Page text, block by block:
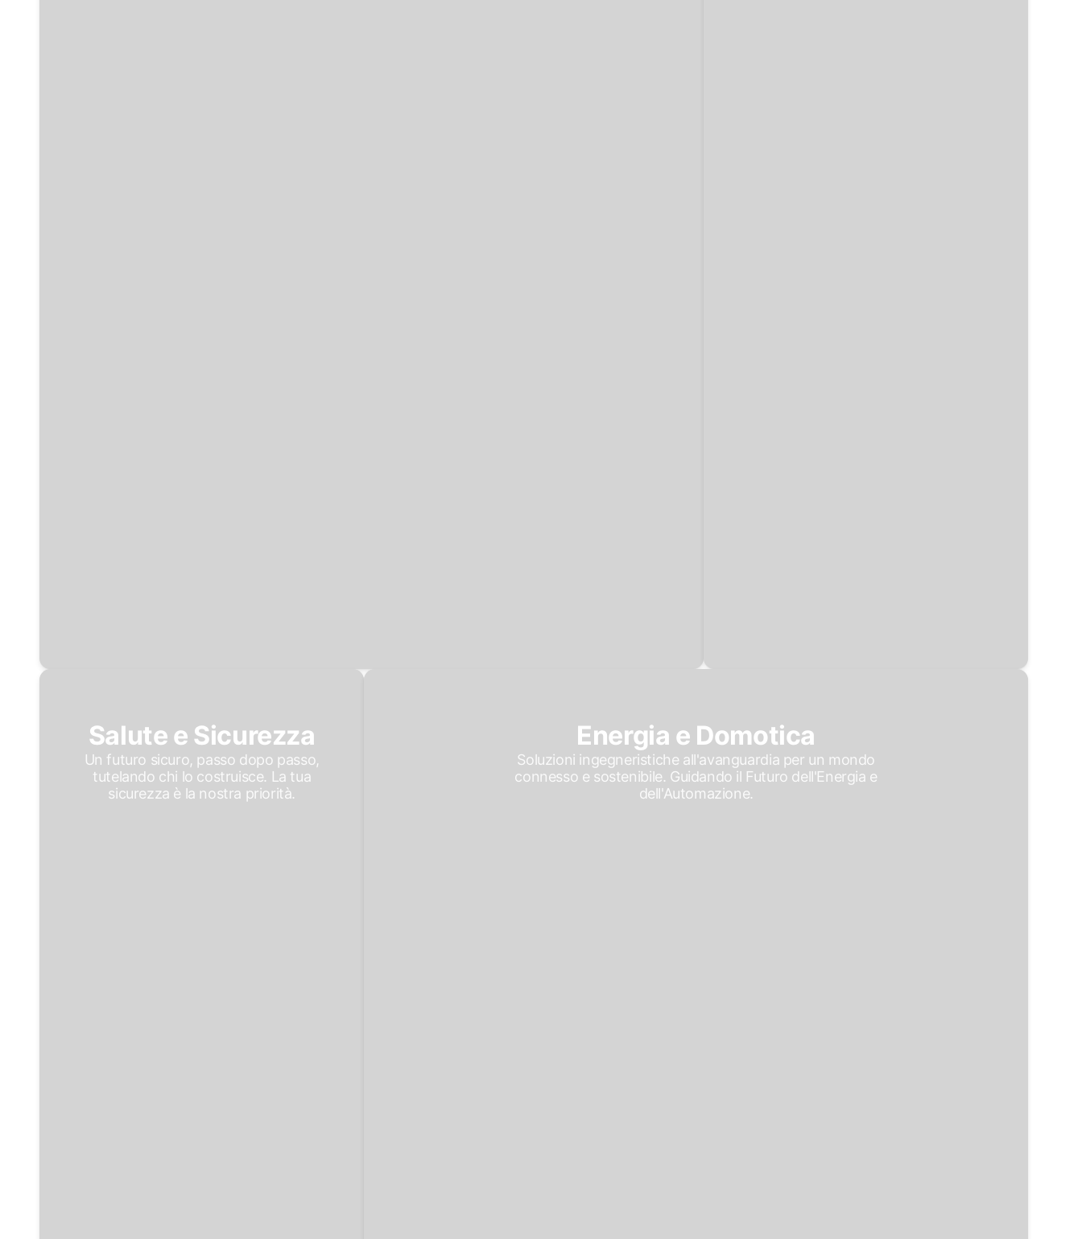
Salute e Sicurezza
Un futuro sicuro, passo dopo passo,
tutelando chi lo costruisce. La tua
sicurezza è la nostra priorità.
Energia e Domotica
Soluzioni ingegneristiche all'avanguardia per un mondo
connesso e sostenibile. Guidando il Futuro dell'Energia e
dell'Automazione.